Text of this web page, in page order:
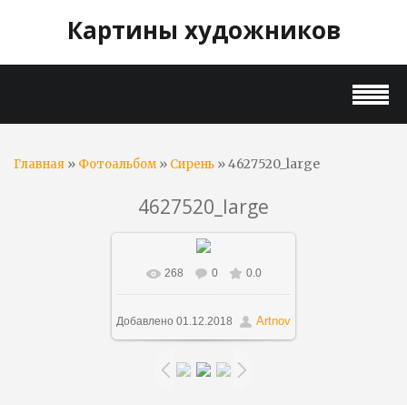
Картины художников
Главная » Фотоальбом» Сирень » 4627520_large
4627520_large
В реальном размере
650x650/ 337.5Kb
268 0 0.0
Добавлено 01.12.2018 Artnov